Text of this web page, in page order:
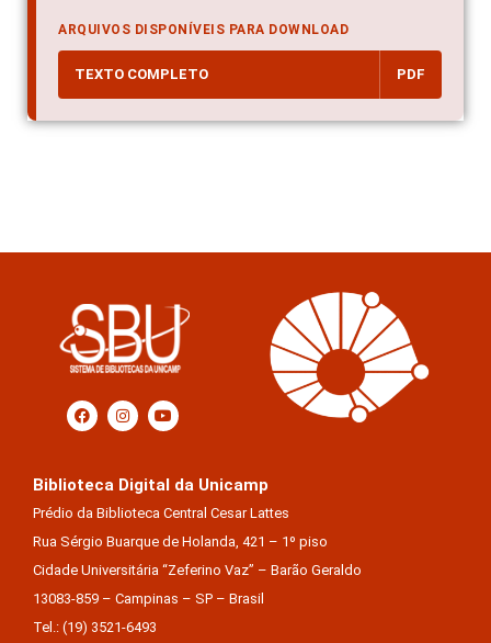
ARQUIVOS DISPONÍVEIS PARA DOWNLOAD
TEXTO COMPLETO PDF
Biblioteca Digital da Unicamp
Prédio da Biblioteca Central Cesar Lattes
Rua Sérgio Buarque de Holanda, 421 – 1º piso
Cidade Universitária “Zeferino Vaz” – Barão Geraldo
13083-859 – Campinas – SP – Brasil
Tel.: (19) 3521-6493